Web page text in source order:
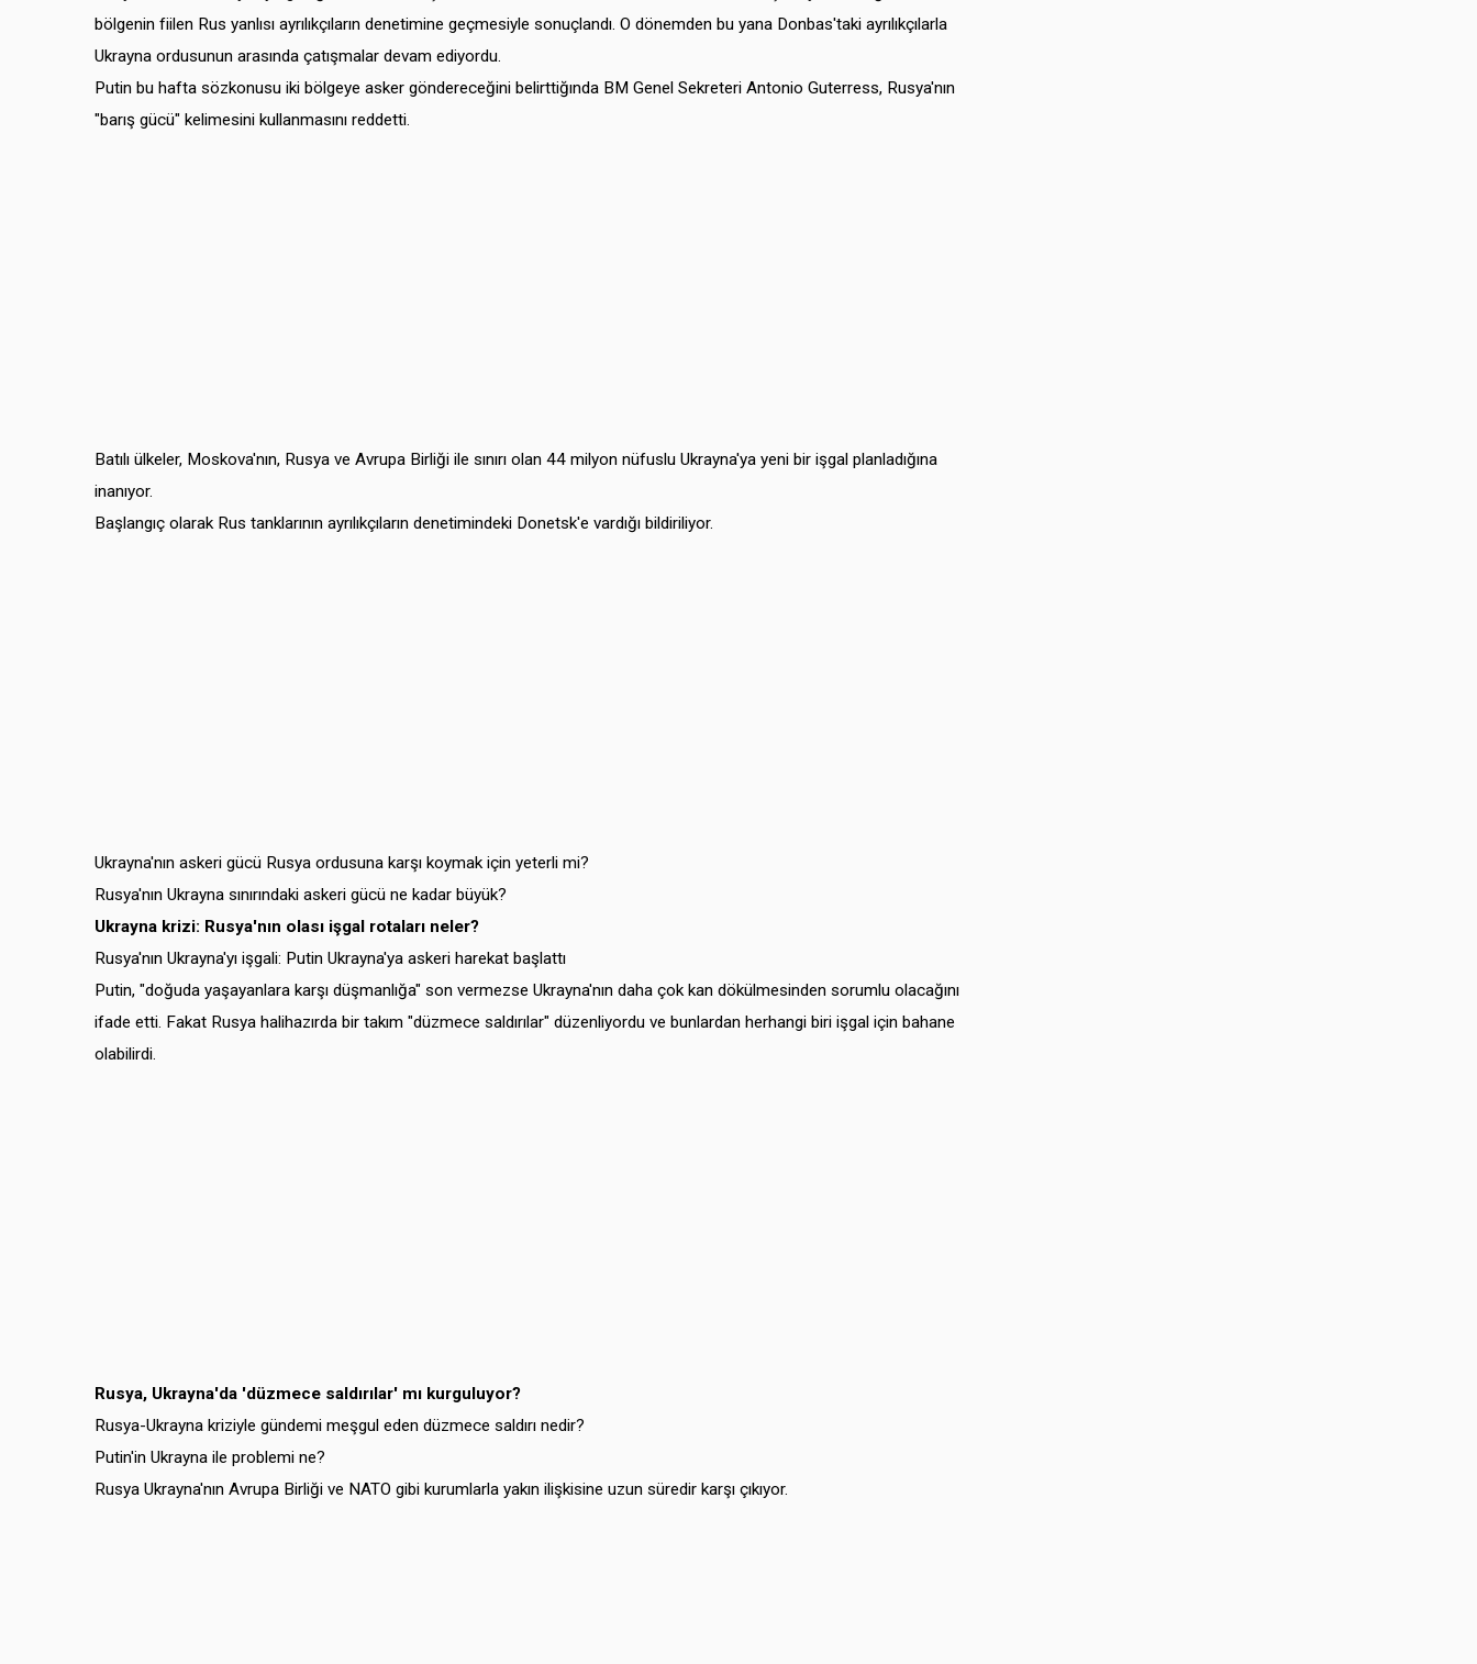
bölgenin fiilen Rus yanlısı ayrılıkçıların denetimine geçmesiyle sonuçlandı. O dönemden bu yana Donbas'taki ayrılıkçılarla
Ukrayna ordusunun arasında çatışmalar devam ediyordu.
Putin bu hafta sözkonusu iki bölgeye asker göndereceğini belirttiğında BM Genel Sekreteri Antonio Guterress, Rusya'nın
"barış gücü" kelimesini kullanmasını reddetti.
Batılı ülkeler, Moskova'nın, Rusya ve Avrupa Birliği ile sınırı olan 44 milyon nüfuslu Ukrayna'ya yeni bir işgal planladığına
inanıyor.
Başlangıç olarak Rus tanklarının ayrılıkçıların denetimindeki Donetsk'e vardığı bildiriliyor.
Ukrayna'nın askeri gücü Rusya ordusuna karşı koymak için yeterli mi?
Rusya'nın Ukrayna sınırındaki askeri gücü ne kadar büyük?
Ukrayna krizi: Rusya'nın olası işgal rotaları neler?
Rusya'nın Ukrayna'yı işgali: Putin Ukrayna'ya askeri harekat başlattı
Putin, "doğuda yaşayanlara karşı düşmanlığa" son vermezse Ukrayna'nın daha çok kan dökülmesinden sorumlu olacağını
ifade etti. Fakat Rusya halihazırda bir takım "düzmece saldırılar" düzenliyordu ve bunlardan herhangi biri işgal için bahane
olabilirdi.
Rusya, Ukrayna'da 'düzmece saldırılar' mı kurguluyor?
Rusya-Ukrayna kriziyle gündemi meşgul eden düzmece saldırı nedir?
Putin'in Ukrayna ile problemi ne?
Rusya Ukrayna'nın Avrupa Birliği ve NATO gibi kurumlarla yakın ilişkisine uzun süredir karşı çıkıyor.